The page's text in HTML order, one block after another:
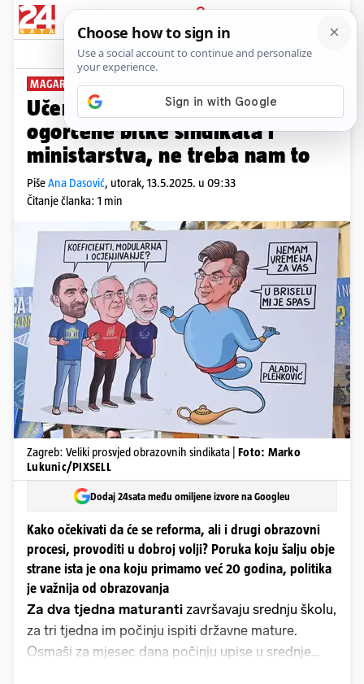
PRIJAVA
News Komentari
MAGAREĆA KLUPA PLUS+
Učenici su kolateralne žrtve
ogorčene bitke sindikata i
ministarstva, ne treba nam to
PišeAna Dasović, utorak, 13.5.2025. u 09:33
Čitanje članka: 1 min
Zagreb: Veliki prosvjed obrazovnih sindikata | Foto: Marko
Lukunic/PIXSELL
Dodaj 24sata među omiljene izvore na Googleu
Kako očekivati da će se reforma, ali i drugi obrazovni
procesi, provoditi u dobroj volji? Poruka koju šalju obje
strane ista je ona koju primamo već 20 godina, politika
je važnija od obrazovanja
Za dva tjedna maturanti završavaju srednju školu,
za tri tjedna im počinju ispiti državne mature.
Osmaši za mjesec dana počinju upise u srednje